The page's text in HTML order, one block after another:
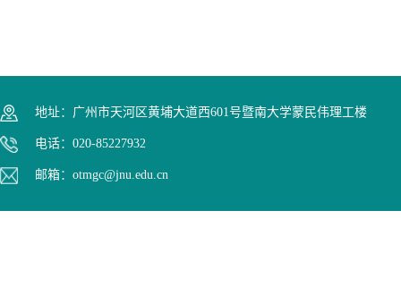
地址：广州市天河区黄埔大道西601号暨南大学蒙民伟理工楼
电话：020-85227932
邮箱：otmgc@jnu.edu.cn